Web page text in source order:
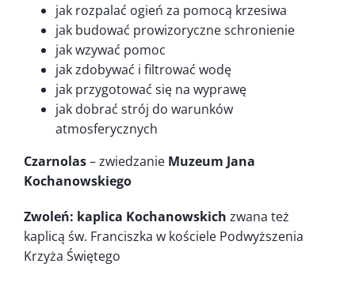
jak rozpalać ogień za pomocą krzesiwa
jak budować prowizoryczne schronienie
jak wzywać pomoc
jak zdobywać i filtrować wodę
jak przygotować się na wyprawę
jak dobrać strój do warunków
atmosferycznych
Czarnolas– zwiedzanie Muzeum Jana
Kochanowskiego
Zwoleń: kaplica Kochanowskich zwana też
kaplicą św. Franciszka w kościele Podwyższenia
Krzyża Świętego